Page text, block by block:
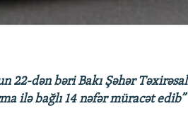
22-dən bəri Bakı Şəhər
ilə bağlı 14 nəfər müracət edib”